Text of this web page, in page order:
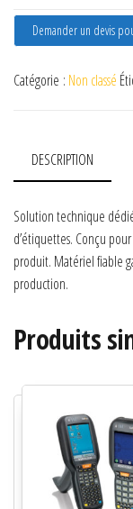
Demander un devis
Catégorie : Non classé
DESCRIPTION
Solution technique
d’étiquettes. Conçu
produit. Matériel fiable
production.
Produits